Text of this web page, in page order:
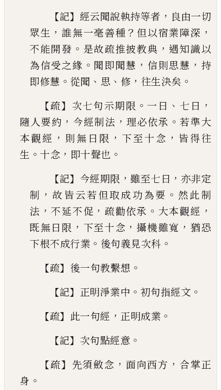
【記】 經云聞說執持等者 ， 良由一切
眾生 ，誰無一毫善種 ？ 但以宿業障深 ，
不能開發 。 是故疏推披教典 ， 遇知識以
為信受之緣 。 聞即聞慧 ， 信則思慧 ， 持
即修慧 。 從聞 、 思 、 修 ， 往生決矣 。
【疏】 次七句示期限 。 一日 、 七日 ，
隨人要約 ， 今經制法 ， 理必依承 。若準大
本觀經 ， 則無日限 ， 下至十念 ， 皆得往
生 。 十念 ， 即十聲也 。
【記】 今經期限 ， 雖至七日 ， 亦非定
制 ，故皆云若但取成功為要 。 然此制
法 ，不延不促 ， 疏勸依承 。 大本觀經 ，
既無日限 ， 下至十念 ，攝機雖寬 ， 猶恐
下根不成行業 。 後句義見次科 。
【疏】 後一句教繫想 。
【記】 正明淨業中 。 初句指經文 。
【疏】 此一句經 ， 正明成業 。
【記】 次句點經意 。
【疏】 先須斂念 ， 面向西方 ， 合掌正
身 。